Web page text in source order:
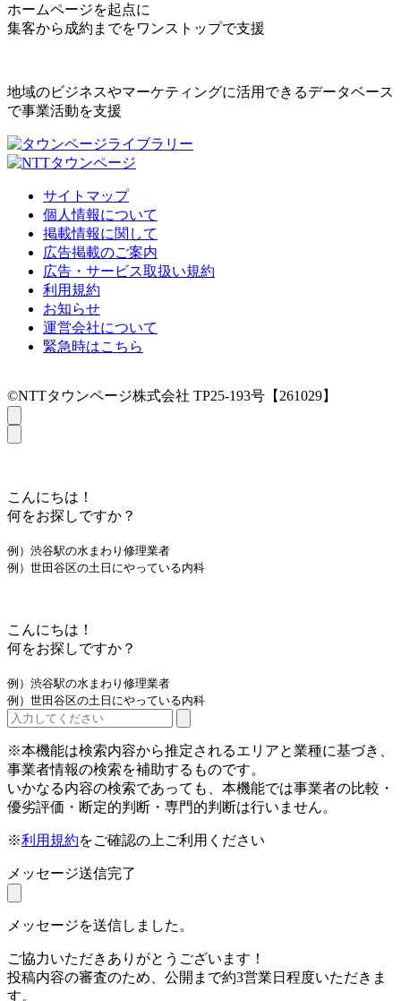
ホームページを起点に
集客から成約までをワンストップで支援
地域のビジネスやマーケティングに活用できるデータベース
で事業活動を支援
サイトマップ
個人情報について
掲載情報に関して
広告掲載のご案内
広告・サービス取扱い規約
利用規約
お知らせ
運営会社について
緊急時はこちら
©NTTタウンページ株式会社 TP25-193号【261029】
こんにちは！
何をお探しですか？
例）渋谷駅の水まわり修理業者
例）世田谷区の土日にやっている内科
こんにちは！
何をお探しですか？
例）渋谷駅の水まわり修理業者
例）世田谷区の土日にやっている内科
※本機能は検索内容から推定されるエリアと業種に基づき、
事業者情報の検索を補助するものです。
いかなる内容の検索であっても、本機能では事業者の比較・
優劣評価・断定的判断・専門的判断は行いません。
※利用規約をご確認の上ご利用ください
メッセージ送信完了
メッセージを送信しました。
ご協力いただきありがとうございます！
投稿内容の審査のため、公開まで約3営業日程度いただきま
す。